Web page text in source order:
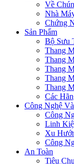
Về
Nhà
Chứng
Sản Phẩm
Bộ Sưu
Thang
Thang
Thang
Thang
Thang
Các
Công Nghệ
Công
Linh
Xu
Công
An Toàn
Tiêu